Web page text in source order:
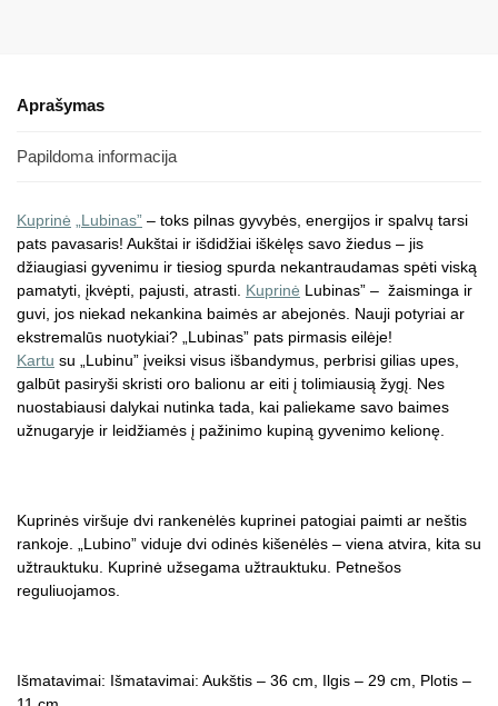
Aprašymas
Papildoma informacija
Kuprinė „Lubinas” – toks pilnas gyvybės, energijos ir spalvų tarsi
pats pavasaris! Aukštai ir išdidžiai iškėlęs savo žiedus – jis
džiaugiasi gyvenimu ir tiesiog spurda nekantraudamas spėti viską
pamatyti, įkvėpti, pajusti, atrasti. Kuprinė Lubinas” – žaisminga ir
guvi, jos niekad nekankina baimės ar abejonės. Nauji potyriai ar
ekstremalūs nuotykiai? „Lubinas” pats pirmasis eilėje!
Kartu su „Lubinu” įveiksi visus išbandymus, perbrisi gilias upes,
galbūt pasiryši skristi oro balionu ar eiti į tolimiausią žygį. Nes
nuostabiausi dalykai nutinka tada, kai paliekame savo baimes
užnugaryje ir leidžiamės į pažinimo kupiną gyvenimo kelionę.
Kuprinės viršuje dvi rankenėlės kuprinei patogiai paimti ar neštis
rankoje. „Lubino” viduje dvi odinės kišenėlės – viena atvira, kita su
užtrauktuku. Kuprinė užsegama užtrauktuku. Petnešos
reguliuojamos.
Išmatavimai: Išmatavimai: Aukštis – 36 cm, Ilgis – 29 cm, Plotis –